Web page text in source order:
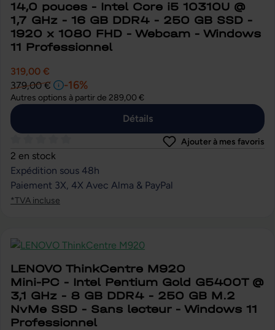
14,0 pouces - Intel Core i5 10310U @
1,7 GHz - 16 GB DDR4 - 250 GB SSD -
1920 x 1080 FHD - Webcam - Windows
11 Professionnel
319,00 €
379,00 €
-16%
Autres options à partir de 289,00 €
Détails
Note moyenne de 0 sur 5 étoiles
Ajouter à mes favoris
2 en stock
Expédition sous 48h
Paiement 3X, 4X Avec Alma & PayPal
*TVA incluse
LENOVO ThinkCentre M920
Mini-PC - Intel Pentium Gold G5400T @
3,1 GHz - 8 GB DDR4 - 250 GB M.2
NvMe SSD - Sans lecteur - Windows 11
Professionnel